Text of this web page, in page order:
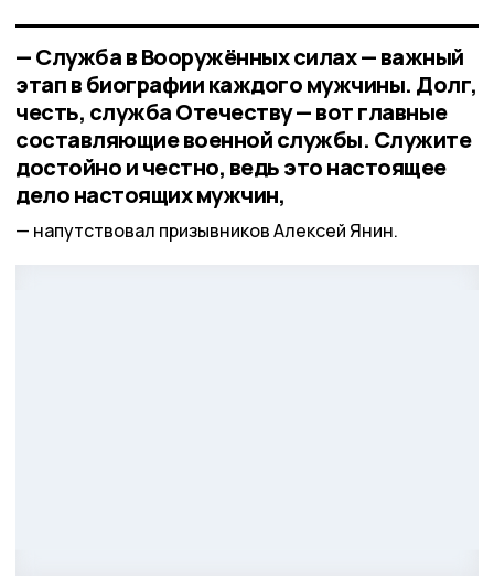
— Служба в Вооружённых силах — важный
этап в биографии каждого мужчины. Долг,
честь, служба Отечеству — вот главные
составляющие военной службы. Служите
достойно и честно, ведь это настоящее
дело настоящих мужчин,
напутствовал призывников Алексей Янин.